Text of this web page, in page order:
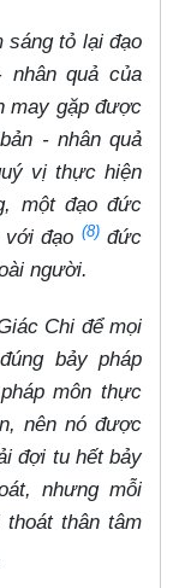
sáng tỏ lại đạo
nhân quả của
may gặp được
- nhân quả
vị thực hiện
một đạo đức
đạo (8)đức
người.
Chi để mọi
bảy pháp
môn thực
nên nó được
đợi tu hết bảy
nhưng mỗi
thân tâm